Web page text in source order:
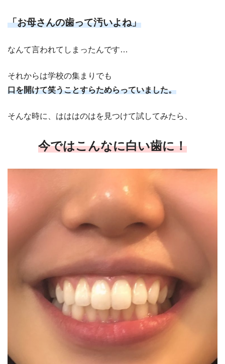
「お母さんの歯って汚いよね」
なんて言われてしまったんです…
それからは学校の集まりでも
口を開けて笑うことすらためらっていました。
そんな時に、はははのはを見つけて試してみたら、
今ではこんなに白い歯に！